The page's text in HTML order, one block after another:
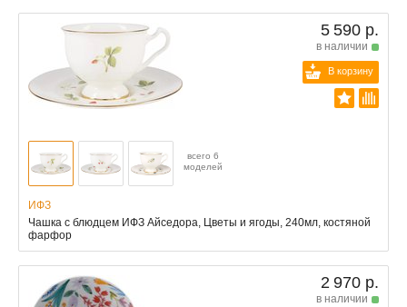
5 590 р.
в наличии
В корзину
всего 6
моделей
ИФЗ
Чашка с блюдцем ИФЗ Айседора, Цветы и ягоды, 240мл, костяной
фарфор
2 970 р.
в наличии